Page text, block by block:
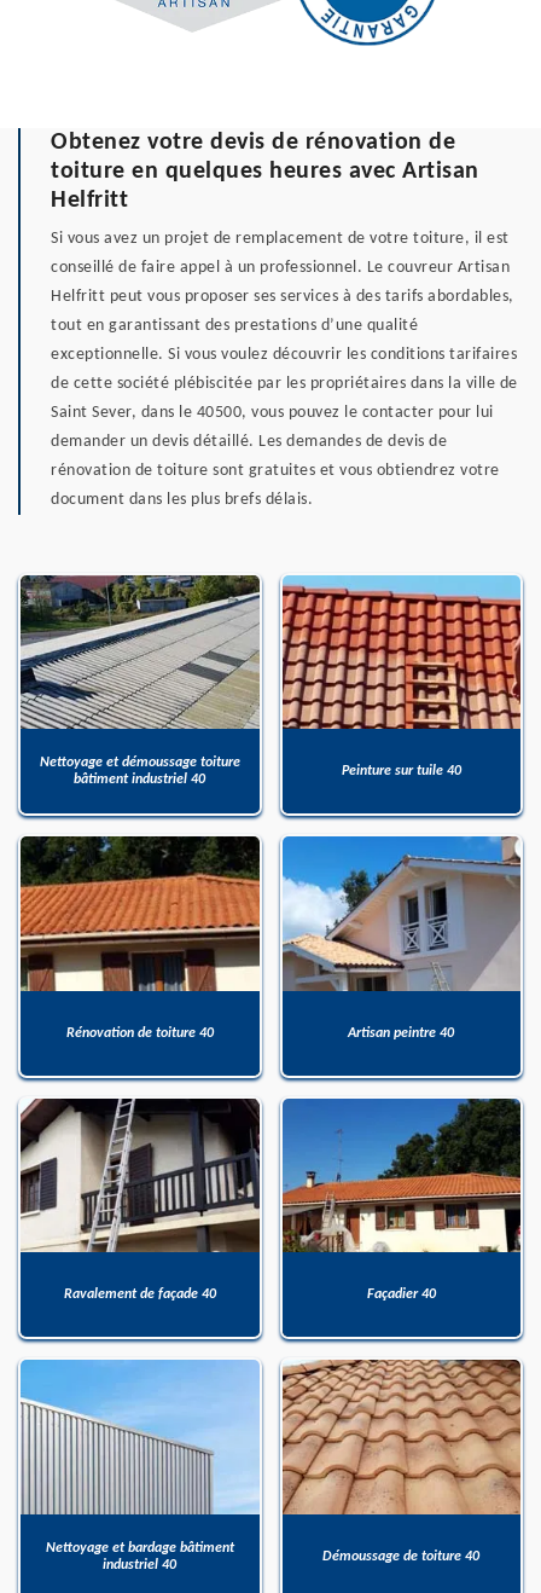
Obtenez votre devis de rénovation de
toiture en quelques heures avec Artisan
Helfritt
Si vous avez un projet de remplacement de votre toiture, il est
conseillé de faire appel à un professionnel. Le couvreur Artisan
Helfritt peut vous proposer ses services à des tarifs abordables,
tout en garantissant des prestations d’une qualité
exceptionnelle. Si vous voulez découvrir les conditions tarifaires
de cette société plébiscitée par les propriétaires dans la ville de
Saint Sever, dans le 40500, vous pouvez le contacter pour lui
demander un devis détaillé. Les demandes de devis de
rénovation de toiture sont gratuites et vous obtiendrez votre
document dans les plus brefs délais.
Nettoyage et démoussage toiture
bâtiment industriel 40
Peinture sur tuile 40
Rénovation de toiture 40 Artisan peintre 40
Ravalement de façade 40 Façadier 40
Nettoyage et bardage bâtiment
industriel 40
Démoussage de toiture 40